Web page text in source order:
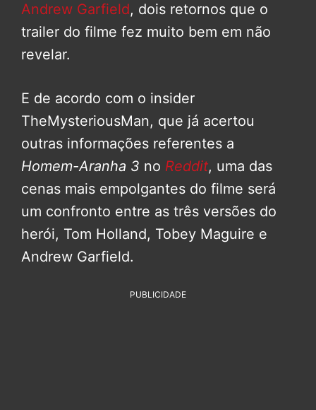
Andrew Garfield, dois retornos que o
trailer do filme fez muito bem em não
revelar.
E de acordo com o insider
TheMysteriousMan, que já acertou
outras informações referentes a
Homem-Aranha 3 no Reddit, uma das
cenas mais empolgantes do filme será
um confronto entre as três versões do
herói, Tom Holland, Tobey Maguire e
Andrew Garfield.
PUBLICIDADE